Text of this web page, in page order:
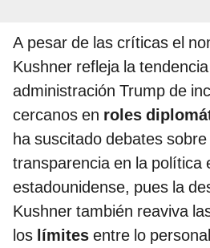
A pesar de las críticas el
Kushner refleja la
administración Trump de
cercanos en roles
ha suscitado debates
transparencia en la política
estadounidense, pues la
Kushner también reaviva
los límites entre lo